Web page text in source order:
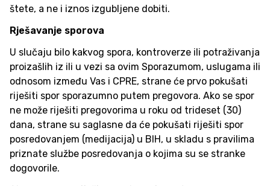
štete, a ne i iznos izgubljene dobiti.
Rješavanje sporova
U slučaju bilo kakvog spora, kontroverze ili potraživanja
proizašlih iz ili u vezi sa ovim Sporazumom, uslugama ili
odnosom između Vas i CPRE, strane će prvo pokušati
riješiti spor sporazumno putem pregovora. Ako se spor
ne može riješiti pregovorima u roku od trideset (30)
dana, strane su saglasne da će pokušati riješiti spor
posredovanjem (medijacija) u BIH, u skladu s pravilima
priznate službe posredovanja o kojima su se stranke
dogovorile.